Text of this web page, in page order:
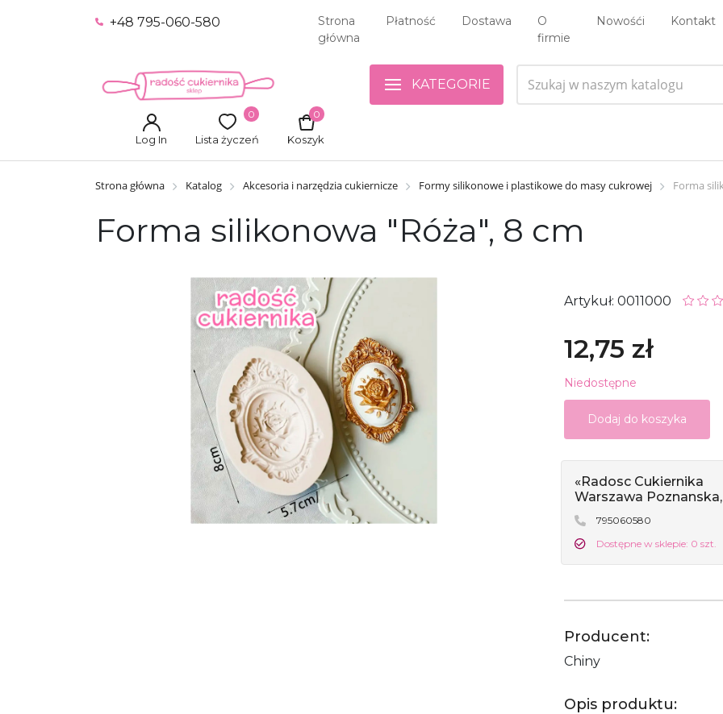
+48 795-060-580
Strona
główna
Płatność Dostawa
O
firmie
Nowośći Kontakt
Log In Lista życzeń
0
Koszyk
0
KATEGORIE
Strona główna Katalog Akcesoria i narzędzia cukiernicze Formy silikonowe i plastikowe do masy cukrowej Forma
Forma silikonowa "Róża", 8 cm
Artykuł: 0011000
12,75 zł
Niedostępne
Dodaj do koszyka
«Radosc Cukiernika
Warszawa
795060580
Dostępne w sklepie: 0 szt.
Producent:
Chiny
Opis produktu: